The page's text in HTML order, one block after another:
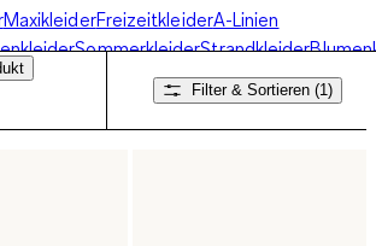
MaxikleiderFreizeitkleiderA-Linien
SommerkleiderStrandkleider
Filter & Sortieren (1)